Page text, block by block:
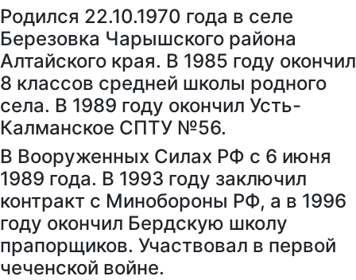
Родился 22.10.1970 года в селе
Березовка Чарышского района
Алтайского края. В 1985 году окончил
8 классов средней школы родного
села. В 1989 году окончил Усть-
Калманское СПТУ №56.
В Вооруженных Силах РФ с 6 июня
1989 года. В 1993 году заключил
контракт с Минобороны РФ, а в 1996
году окончил Бердскую школу
прапорщиков. Участвовал в первой
чеченской войне.